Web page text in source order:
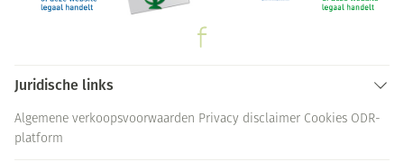
Juridische links
Algemene verkoopsvoorwaarden Privacy disclaimer Cookies ODR-
platform